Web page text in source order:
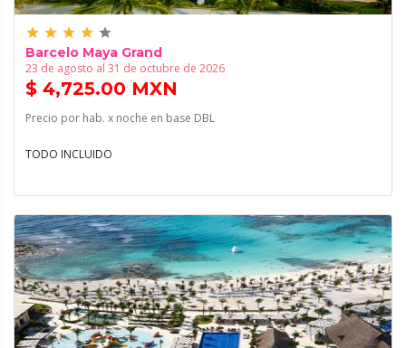
grade grade grade grade grade
Barcelo Maya Grand
23 de agosto al 31 de octubre de 2026
$ 4,725.00 MXN
Precio por hab. x noche en base DBL
TODO INCLUIDO